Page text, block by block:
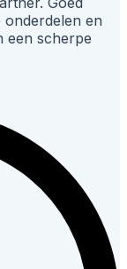
en
een scherpe